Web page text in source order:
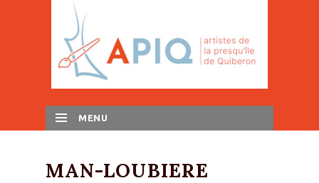
MENU
MAN-LOUBIERE